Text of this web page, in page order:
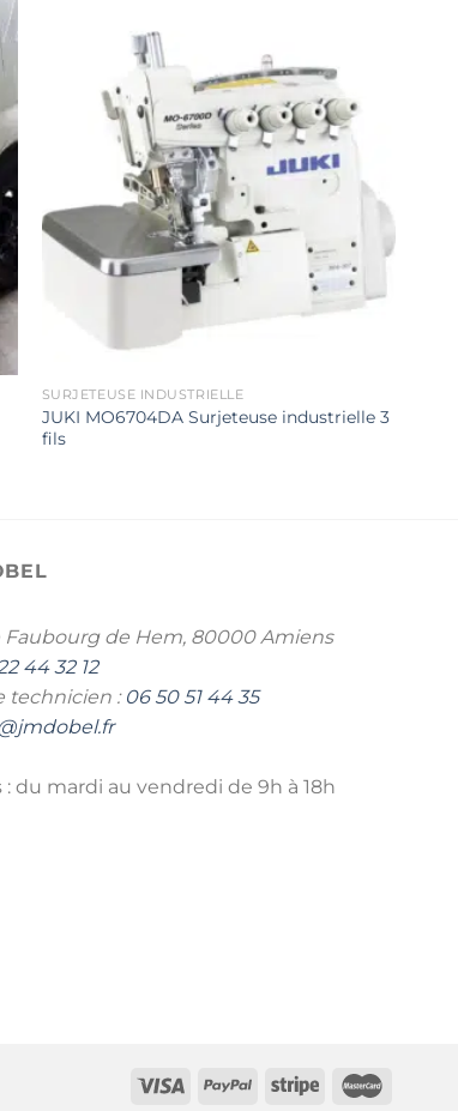
SURJETEUSE INDUSTRIELLE
JUKI MO6704DA Surjeteuse industrielle 3
fils
Faubourg de Hem, 80000 Amiens
44 32 12
technicien : 06 50 51 44 35
: du mardi au vendredi de 9h à 18h